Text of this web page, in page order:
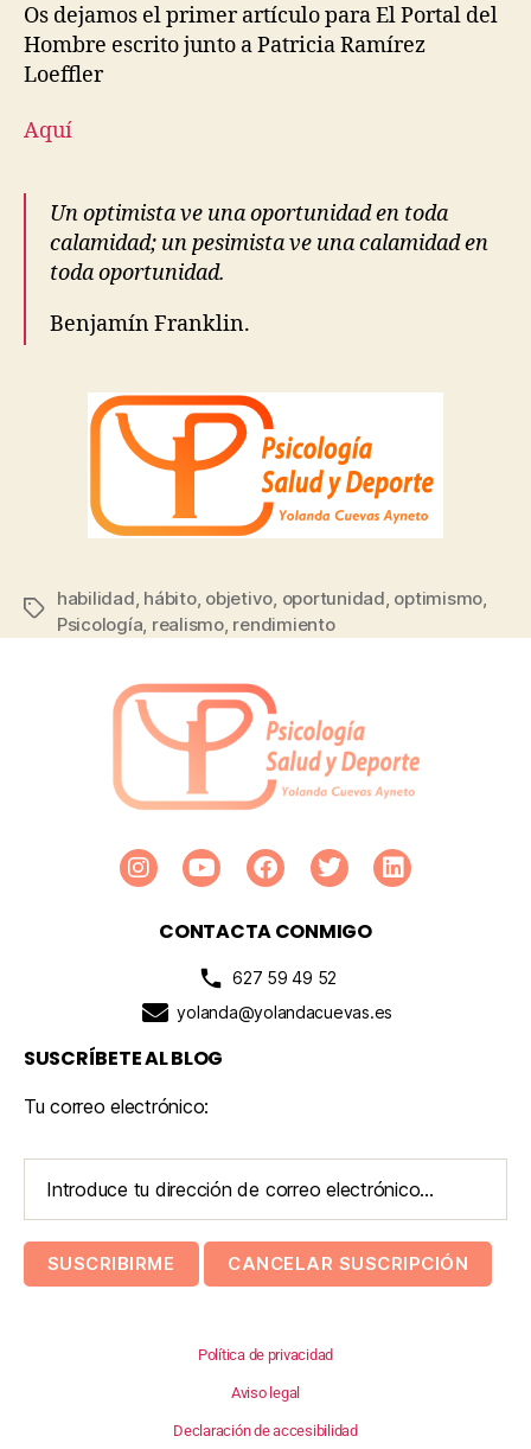
Os dejamos el primer artículo para El Portal del
Hombre escrito junto a Patricia Ramírez
Loeffler
Aquí
Un optimista ve una oportunidad en toda
calamidad; un pesimista ve una calamidad en
toda oportunidad.
Benjamín Franklin.
habilidad, hábito, objetivo, oportunidad, optimismo,
Psicología, realismo, rendimiento
CONTACTA CONMIGO
627 59 49 52
yolanda@yolandacuevas.es
SUSCRÍBETE AL BLOG
Tu correo electrónico:
Política de privacidad
Aviso legal
Declaración de accesibilidad